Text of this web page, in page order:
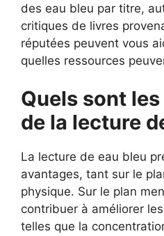
des eau bleu par titre,
critiques de livres
réputées peuvent vous
quelles ressources
Quels sont
de la lecture
La lecture de eau bleu
avantages, tant sur le
physique. Sur le plan
contribuer à améliorer
telles que la